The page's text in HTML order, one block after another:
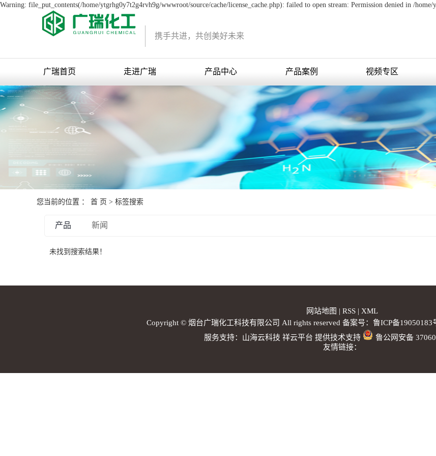
Warning: file_put_contents(/home/ytgrhg0y7t2g4rvh9g/wwwroot/source/cache/license_cache.php): failed to open stream: Permission denied in /
携手共进，共创美好未来
广瑞首页 走进广瑞 产品中心 产品案例 视频专区
您当前的位置 ： 首 页 > 标签搜索
产品 新闻
未找到搜索结果！
网站地图 | RSS| XML
Copyright © 烟台广瑞化工科技有限公司 All rights reserved 备案号： 鲁ICP备19050183
服务支持： 山海云科技 祥云平台 提供技术支持
鲁公网安备
友情链接：